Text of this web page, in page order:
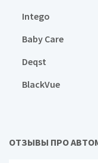
Intego
Baby Care
Deqst
BlackVue
ОТЗЫВЫ ПРО